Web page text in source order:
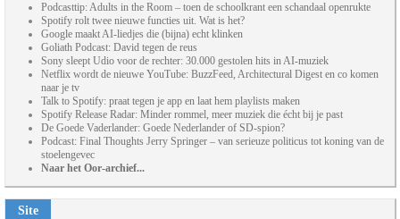
Podcasttip: Adults in the Room – toen de schoolkrant een schandaal openrukte
Spotify rolt twee nieuwe functies uit. Wat is het?
Google maakt AI-liedjes die (bijna) echt klinken
Goliath Podcast: David tegen de reus
Sony sleept Udio voor de rechter: 30.000 gestolen hits in AI-muziek
Netflix wordt de nieuwe YouTube: BuzzFeed, Architectural Digest en co komen
naar je tv
Talk to Spotify: praat tegen je app en laat hem playlists maken
Spotify Release Radar: Minder rommel, meer muziek die écht bij je past
De Goede Vaderlander: Goede Nederlander of SD-spion?
Podcast: Final Thoughts Jerry Springer – van serieuze politicus tot koning van de
stoelengevec
Naar het Oor-archief...
Site